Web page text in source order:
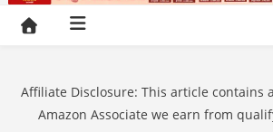
Affiliate Disclosure: This article contains
Amazon Associate we earn from